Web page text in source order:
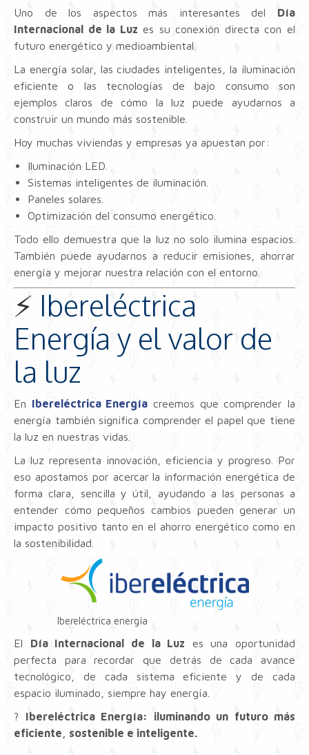
Uno de los aspectos más interesantes del Día
Internacional de la Luz es su conexión directa con el
futuro energético y medioambiental.
La energía solar, las ciudades inteligentes, la iluminación
eficiente o las tecnologías de bajo consumo son
ejemplos claros de cómo la luz puede ayudarnos a
construir un mundo más sostenible.
Hoy muchas viviendas y empresas ya apuestan por:
Iluminación LED.
Sistemas inteligentes de iluminación.
Paneles solares.
Optimización del consumo energético.
Todo ello demuestra que la luz no solo ilumina espacios.
También puede ayudarnos a reducir emisiones, ahorrar
energía y mejorar nuestra relación con el entorno.
⚡ Ibereléctrica
Energía y el valor de
la luz
En Ibereléctrica Energía creemos que comprender la
energía también significa comprender el papel que tiene
la luz en nuestras vidas.
La luz representa innovación, eficiencia y progreso. Por
eso apostamos por acercar la información energética de
forma clara, sencilla y útil, ayudando a las personas a
entender cómo pequeños cambios pueden generar un
impacto positivo tanto en el ahorro energético como en
la sostenibilidad.
Ibereléctrica energía
El Día Internacional de la Luz es una oportunidad
perfecta para recordar que detrás de cada avance
tecnológico, de cada sistema eficiente y de cada
espacio iluminado, siempre hay energía.
? Ibereléctrica Energía: iluminando un futuro más
eficiente, sostenible e inteligente.